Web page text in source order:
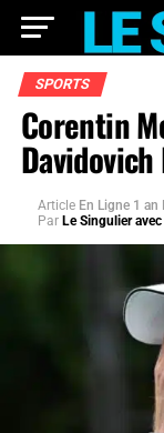
SPORTS
Corentin
Article En Ligne 1 an
Par Le Singulier